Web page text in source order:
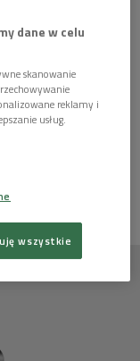
być pierwszy!
dane w celu
skanowanie
reklamy i
usług.
wszystkie